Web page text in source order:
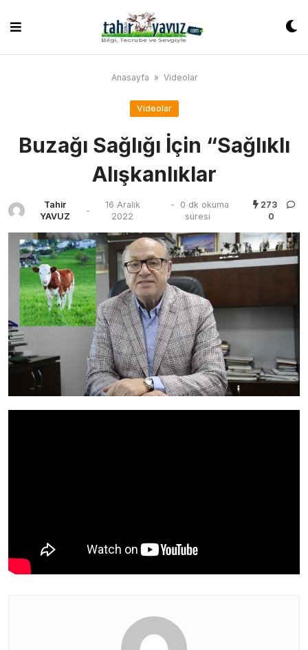
content
Anasayfa » Videolar
Videolar
Buzağı Sağlığı İçin “Sağlıklı
Alışkanlıklar
Tahir
YAVUZ
-
16 Aralık
2022
-
0 dk okuma
süresi
273
0